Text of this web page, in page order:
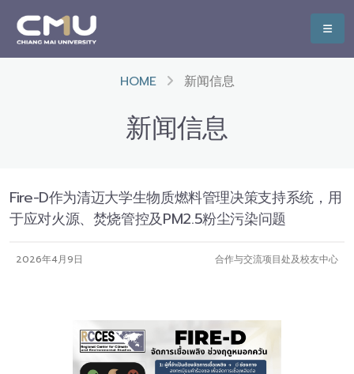
HOME 新闻信息
新闻信息
Fire-D作为清迈大学生物质燃料管理决策支持系统，用
于应对火源、焚烧管控及PM2.5粉尘污染问题
2026年4月9日 合作与交流项目处及校友中心